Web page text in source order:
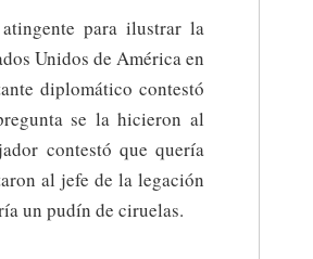
para ilustrar la
Unidos de América en
diplomático contestó
se la hicieron al
contestó que quería
al jefe de la legación
un pudín de ciruelas.